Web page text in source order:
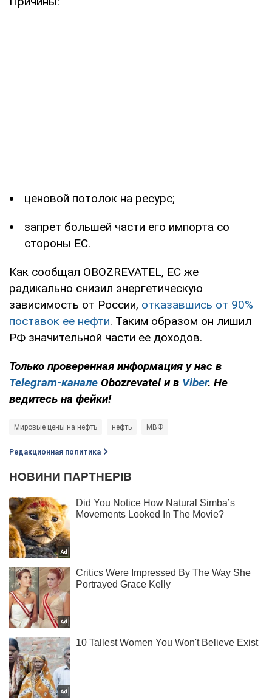
ценовой потолок на ресурс;
запрет большей части его импорта со
стороны ЕС.
Как сообщал OBOZREVATEL, ЕС же
радикально снизил энергетическую
зависимость от России, отказавшись от 90%
поставок ее нефти. Таким образом он лишил
РФ значительной части ее доходов.
Только проверенная информация у нас в
Telegram-канале Obozrevatel и в Viber. Не
ведитесь на фейки!
Мировые цены на нефть нефть МВФ
Редакционная политика